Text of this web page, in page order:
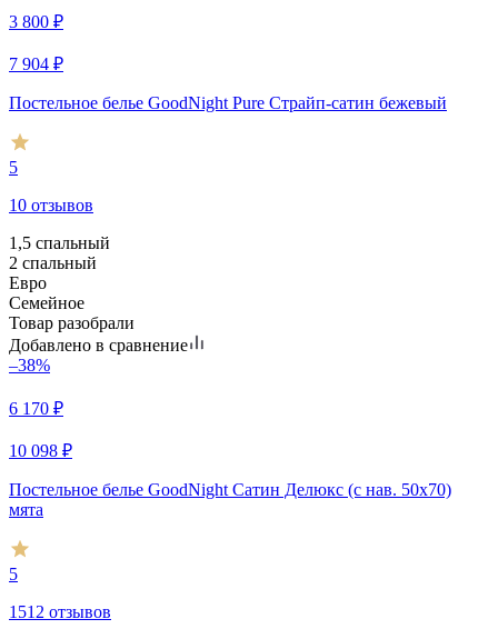
3 800 ₽
7 904 ₽
Постельное белье GoodNight Pure Страйп-сатин бежевый
5
10 отзывов
1,5 спальный
2 спальный
Евро
Семейное
Товар разобрали
Добавлено в сравнение
–38%
6 170 ₽
10 098 ₽
Постельное белье GoodNight Сатин Делюкс (с нав. 50х70)
мята
5
1512 отзывов